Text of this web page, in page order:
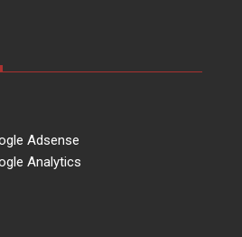
Adsense
Analytics